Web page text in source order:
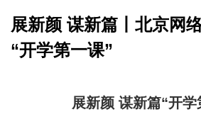
展新颜 谋新篇丨北京网
“开学第一课”
展新颜 谋新篇“开学